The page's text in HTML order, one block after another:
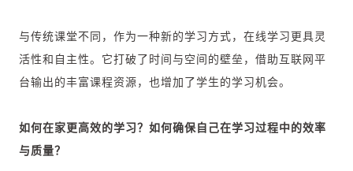
与传统课堂不同，作为一种新的学习方式，在线学习更具灵
活性和自主性。它打破了时间与空间的壁垒，借助互联网平
台输出的丰富课程资源，也增加了学生的学习机会。
如何在家更高效的学习？ 如何确保自己在学习过程中的效率
与质量？